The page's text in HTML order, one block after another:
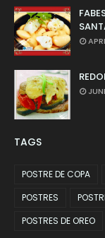
TAGS
POSTRE DE COPA
POSTRES
POSTRES DE OREO